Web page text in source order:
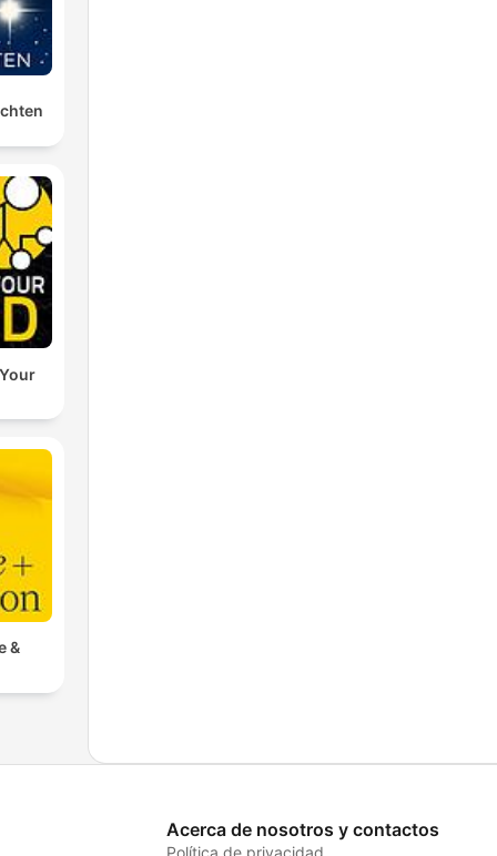
&
Acerca de nosotros y contactos
Política de privacidad